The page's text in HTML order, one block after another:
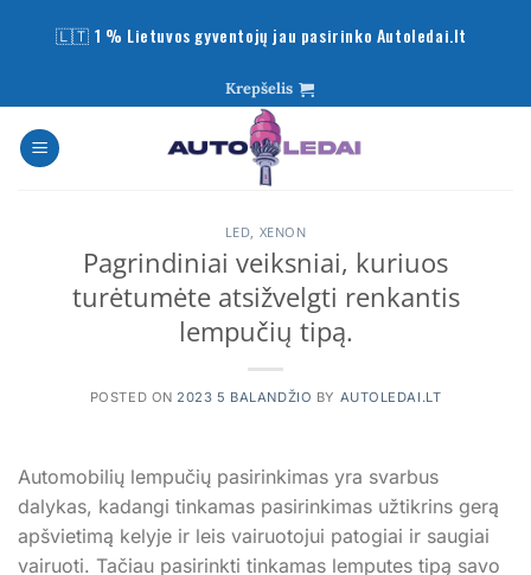
🇱🇹 1 % Lietuvos gyventojų jau pasirinko Autoledai.lt
Krepšelis
LED, XENON
Pagrindiniai veiksniai, kuriuos
turėtumėte atsižvelgti renkantis
lempučių tipą.
POSTED ON 2023 5 BALANDŽIO BY AUTOLEDAI.LT
Automobilių lempučių pasirinkimas yra svarbus
dalykas, kadangi tinkamas pasirinkimas užtikrins gerą
apšvietimą kelyje ir leis vairuotojui patogiai ir saugiai
vairuoti. Tačiau pasirinkti tinkamas lemputes tipą savo